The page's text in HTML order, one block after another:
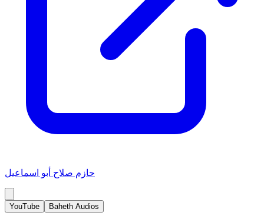
حازم صلاح أبو اسماعيل
YouTube Baheth Audios